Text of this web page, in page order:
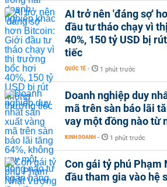
AI trở nên 'đáng sợ'
đầu tư tháo chạy vì
40%, 150 tỷ USD bị
tiếc
QUỐC TẾ - 1 phút trước
Doanh nghiệp duy
mã trên sàn báo lãi
vay một đồng nào từ
KINH DOANH - 1 phút trước
Con gái tỷ phú Phạm
đầu tham gia vào hệ